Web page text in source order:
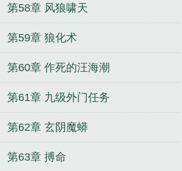
第58章 风狼啸天
第59章 狼化术
第60章 作死的汪海潮
第61章 九级外门任务
第62章 玄阴魔蟒
第63章 搏命